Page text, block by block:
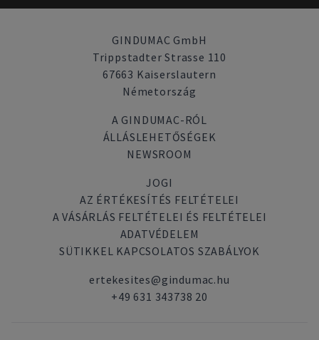
GINDUMAC GmbH
Trippstadter Strasse 110
67663 Kaiserslautern
Németország
A GINDUMAC-RÓL
ÁLLÁSLEHETŐSÉGEK
NEWSROOM
JOGI
AZ ÉRTÉKESÍTÉS FELTÉTELEI
A VÁSÁRLÁS FELTÉTELEI ÉS FELTÉTELEI
ADATVÉDELEM
SÜTIKKEL KAPCSOLATOS SZABÁLYOK
ertekesites@gindumac.hu
+49 631 343738 20